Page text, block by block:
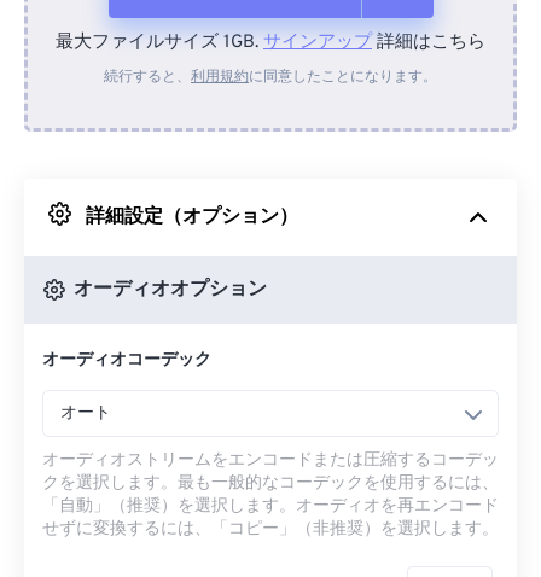
デバイスから
Googleドライブから
最大ファイルサイズ 1GB. サインアップ詳細はこちら
続行すると、 利用規約に同意したことになります。
詳細設定（オプション）
オーディオオプション
オーディオコーデック
オート
オーディオストリームをエンコードまたは圧縮するコーデッ
クを選択します。最も一般的なコーデックを使用するには、
「自動」（推奨）を選択します。オーディオを再エンコード
せずに変換するには、「コピー」（非推奨）を選択します。